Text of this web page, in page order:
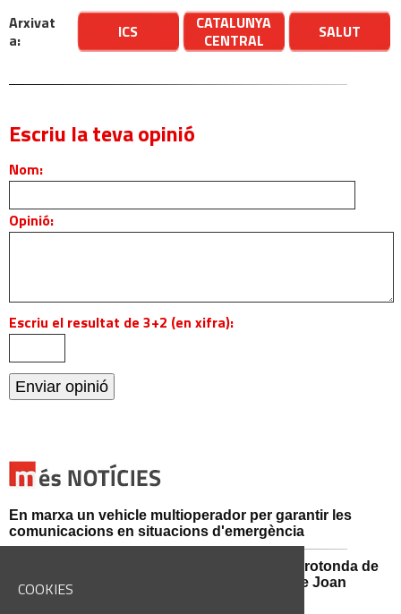
COOKIES
Arxivat
a:
ICS
CATALUNYA
CENTRAL
SALUT
Escriu la teva opinió
Nom:
Opinió:
Escriu el resultat de 3+2 (en xifra):
En marxa un vehicle multioperador per garantir les
comunicacions en situacions d'emergència
Afectacions al trànsit aquest divendres a la rotonda de
l'Avinguda dels Dolors amb el carrer Alcalde Joan
Selves